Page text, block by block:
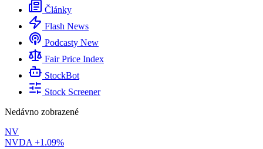
Články
Flash News
Podcasty New
Fair Price Index
StockBot
Stock Screener
Nedávno zobrazené
NV
NVDA +1.09%